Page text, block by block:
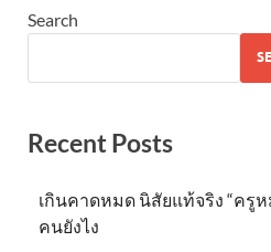
Search
Recent Posts
เกินคาดหมด นิสัยแท้จริง “ครูห
คนยังไง